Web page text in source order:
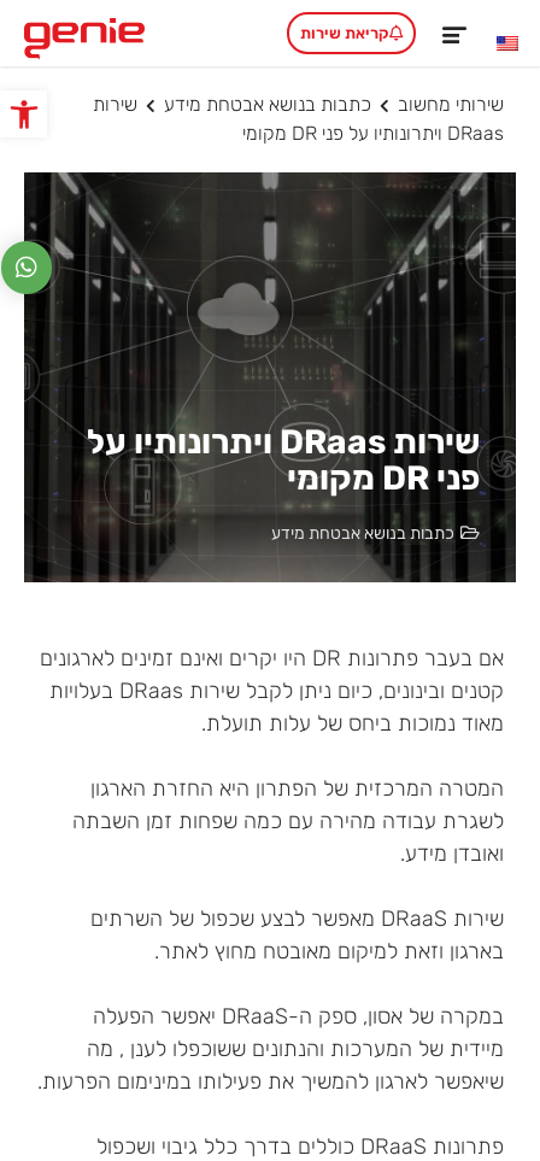
פתח
קריאת שירות
שירותי מחשוב כתבות בנושא אבטחת מידע
שירות
DRaas ויתרונותיו על פני DR מקומי
שירות DRaas ויתרונותיו על
פני DR מקומי
כתבות בנושא אבטחת מידע
אם בעבר פתרונות DR היו יקרים ואינם זמינים לארגונים
קטנים ובינונים, כיום ניתן לקבל שירות DRaas בעלויות
מאוד נמוכות ביחס של עלות תועלת.
המטרה המרכזית של הפתרון היא החזרת הארגון
לשגרת עבודה מהירה עם כמה שפחות זמן השבתה
ואובדן מידע.
שירות DRaaS מאפשר לבצע שכפול של השרתים
בארגון וזאת למיקום מאובטח מחוץ לאתר.
במקרה של אסון, ספק ה-DRaaS יאפשר הפעלה
מיידית של המערכות והנתונים ששוכפלו לענן , מה
שיאפשר לארגון להמשיך את פעילותו במינימום הפרעות.
פתרונות DRaaS כוללים בדרך כלל גיבוי ושכפול